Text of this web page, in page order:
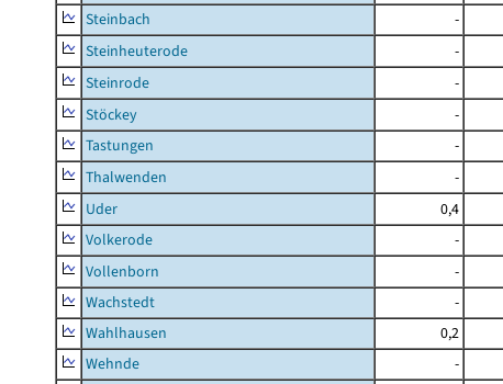
Steinbach
-
Steinheuterode
-
Steinrode
-
Stöckey
-
Tastungen
-
Thalwenden
-
Uder
0,4
Volkerode
-
Vollenborn
-
Wachstedt
-
Wahlhausen
0,2
Wehnde
-